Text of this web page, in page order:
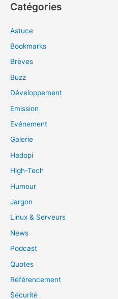
Catégories
Astuce
Bookmarks
Brèves
Buzz
Développement
Emission
Evénement
Galerie
Hadopi
High-Tech
Humour
Jargon
Linux & Serveurs
News
Podcast
Quotes
Référencement
Sécurité